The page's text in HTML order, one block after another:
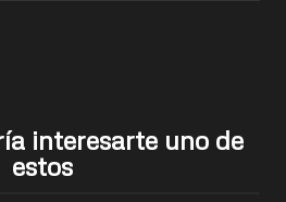
interesarte uno de
estos